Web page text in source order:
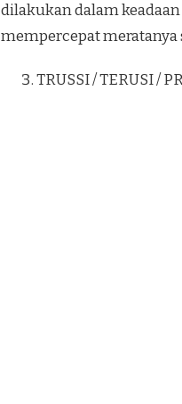
dilakukan dalam
mempercepat meratanya
TRUSSI / TERUSI /